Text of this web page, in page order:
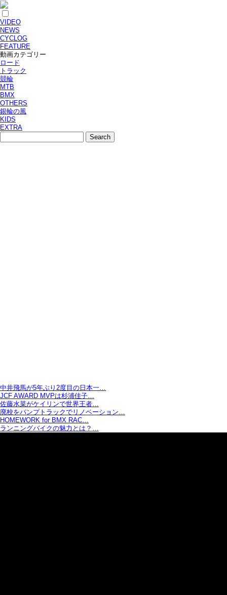
VIDEO
NEWS
CYCLOG
FEATURE
動画カテゴリー
ロード
トラック
競輪
MTB
BMX
OTHERS
銀輪の風
KIDS
EXTRA
中井飛馬が5年ぶり2度目の日本一…
JCF AWARD MVPは杉浦佳子…
佐藤水菜がケイリンで世界王者…
廃校をパンプトラックでリノベーション…
HOMEWORK for BMX RAC…
ランニングバイクの魅力とは？…